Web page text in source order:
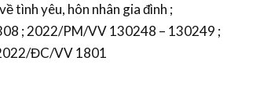
tình yêu, hôn nhân gia đình ;
; 2022/PM/VV 130248 – 130249 ;
ĐC/VV 1801